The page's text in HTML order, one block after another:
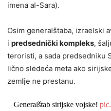
imena al-Sara).
Osim generalštaba, izraelski
i predsednički kompleks,
teroristi, a sada predsedniku
lično sledeća meta ako
zemlje ne prestanu.
Generalštab sirijske vojske!